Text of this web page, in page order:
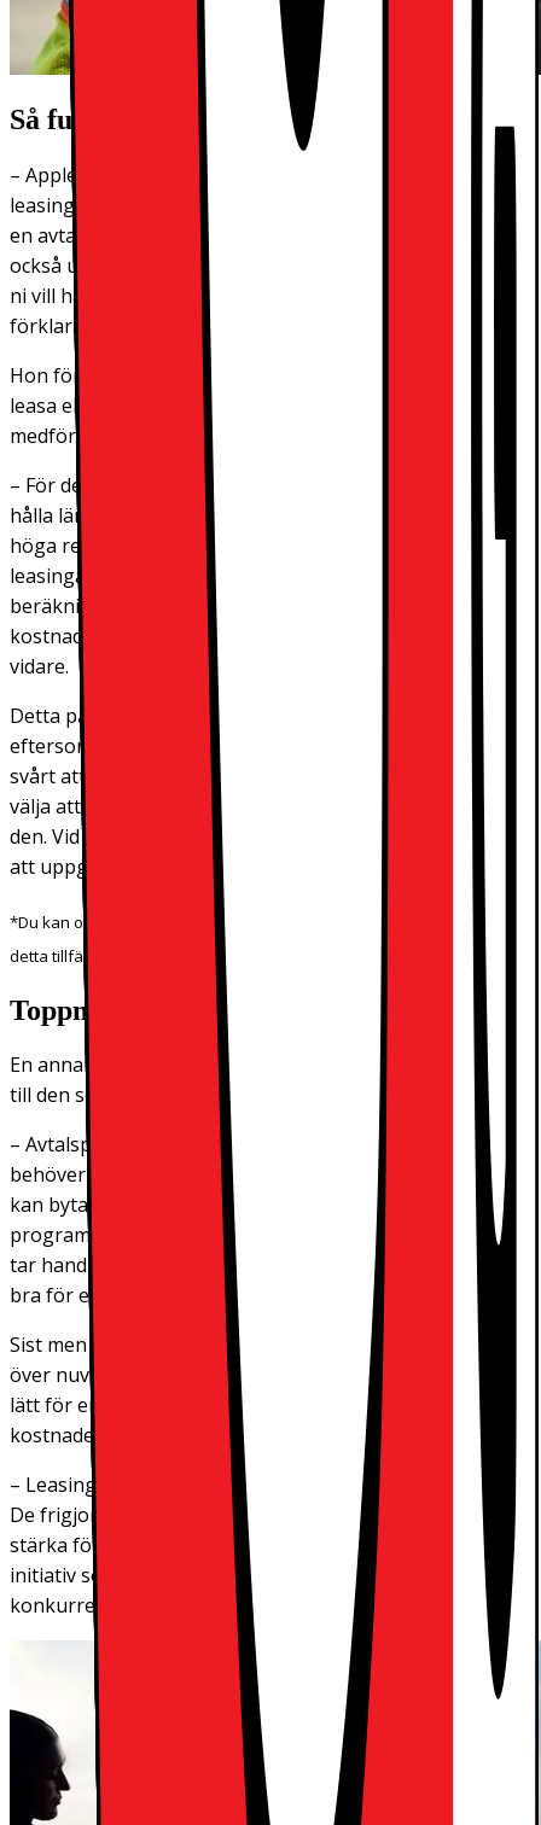
Så fungerar det
– Apple Financial Services är baserat på ett
leasingkoncept. Det innebär att ni har produkten under
en avtalad tid och därefter måste återlämna den. Ni kan
också utvidga paketet med andra produkter och tjänster
ni vill ha, t.ex. garanti, försäkringstjänster och tillbehör,
förklarar
Hon förstår att det kan verka märkligt för ett företag att
leasa elektronisk utrustning, men säger att lösningen
medför flera fördelar.
– För det första är alla Apple-produkter tillverkade för att
hålla länge, vilket gynnar er när ni leasar. Produkternas
höga restvärde tas med i beräkningen av den månatliga
leasingavgiften. Genom att dra av återköpsvärdet vid
beräkningen av leasingavgiften, hålls företagets
kostnader så låga som möjligt,
vidare.
Detta passar särskilt bra för små och nystartade företag,
eftersom de ofta har begränsad likviditet som gör det
svårt att följa den senaste tekniska utvecklingen. Ni kan
välja att köpa produkten istället för att lämna tilllbaks
den. Vid ett sådant tillfälle kommer det återstående priset
att uppges vid förfrågan.
*Du kan också välja att köpa produkter från andra märken än Apple. I
detta tillfälle kan prismodellen som vi arbetar med se annorlunda ut.
Toppmodern utrustning
En annan fördel med upplägget är att ni alltid har tillgång
till den senaste utrustningen.
– Avtalsperioden är flexibel eftersom företag då och då
behöver uppdatera sin utrustning. Detta innebär att ni
kan byta ut er utrustning innan produkten och
programvaran blir gamla och nya versioner lanseras. Vi
tar hand om er gamla utrustning och återvinner den –
bra för er och bra för miljön,
förklarar Prorokovic.
Sist men inte minst ger tjänsten en fullständig översikt
över nuvarande och framtida kostnader. Därmed blir det
lätt för er att budgetera och ännu lättare att justera era
kostnader efter behov.
– Leasing binder inte upp företagets kapital i utrustning.
De frigjorda medlen kan antingen användas för att
stärka företagets eget kapital eller för att investera i
initiativ som främjar tillväxt och vässar
konkurrenskraften”, avslutar hon.